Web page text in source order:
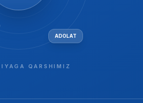
ADOLAT
QARSHIMIZ